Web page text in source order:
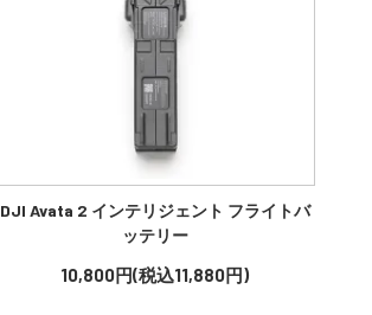
DJI Avata 2 インテリジェント フライトバ
ッテリー
10,800円(税込11,880円)